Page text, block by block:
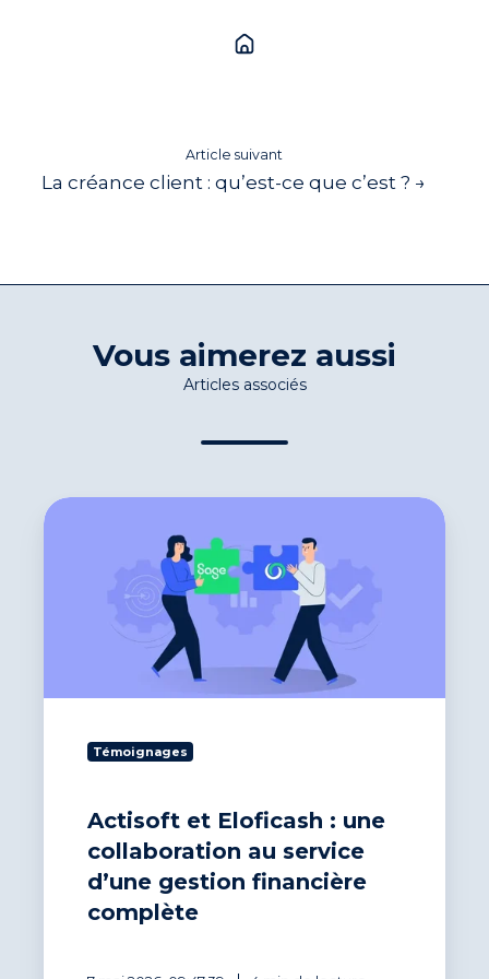
Article suivant
La créance client : qu’est-ce que c’est ? →
Vous aimerez aussi
Articles associés
Actisoft
financière
complèteTémoignages
Actisoft et Eloficash : une
collaboration au service
d’une gestion financière
complète